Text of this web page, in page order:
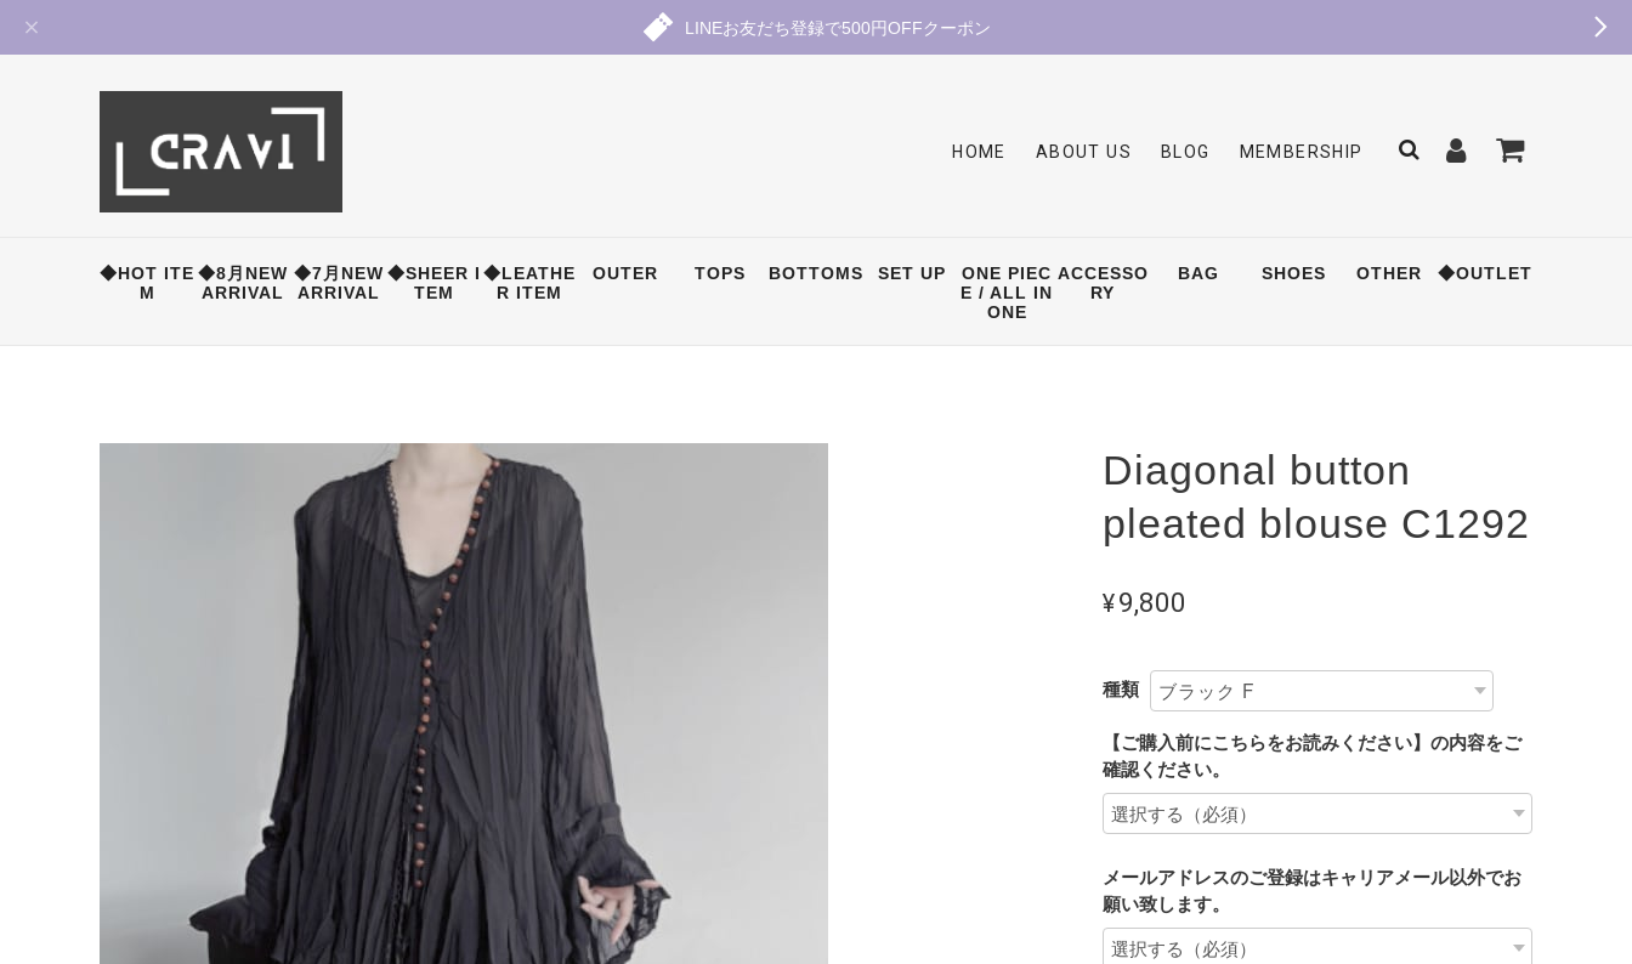
LINEお友だち登録で500円OFFクーポン
HOME ABOUT US BLOG MEMBERSHIP
◆HOT ITE
M
◆8月NEW
ARRIVAL
◆7月NEW
ARRIVAL
◆SHEER I
TEM
◆LEATHE
R ITEM
OUTER TOPS BOTTOMS SET UP
ONE PIEC
E / ALL IN
ONE
ACCESSO
RY
BAG SHOES OTHER ◆OUTLET
Diagonal button
pleated blouse C1292
¥9,800
種類
【ご購入前にこちらをお読みください】の内容をご
確認ください。
メールアドレスのご登録はキャリアメール以外でお
願い致します。